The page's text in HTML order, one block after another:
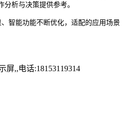
析与决策提供参考。
智能功能不断优化，适配的应用场景
,,电话:18153119314